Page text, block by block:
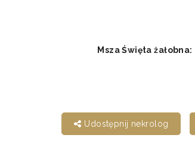
Msza Święta żałobna:
Udostępnij nekrolog